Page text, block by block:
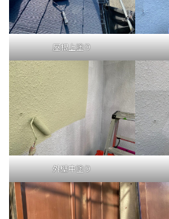
屋根上塗り
外壁中塗り